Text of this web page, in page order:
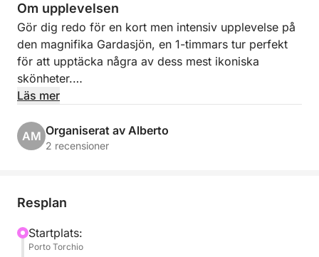
Om upplevelsen
Gör dig redo för en kort men intensiv upplevelse på
den magnifika Gardasjön, en 1-timmars tur perfekt
för att upptäcka några av dess mest ikoniska
skönheter.
Manerba del Garda seglar du längs kusten i en
avslappnad och naturskön atmosfär, perfekt för att
Upplevelsens höjdpunkt blir att segla till den
känd för sin imponerande villa och välskötta
trädgårdar som skapar en unik och fängslande miljö.
Läs mer
AM Organiserat av Alberto
2 recensioner
Resplan
Startplats:
Porto Torchio